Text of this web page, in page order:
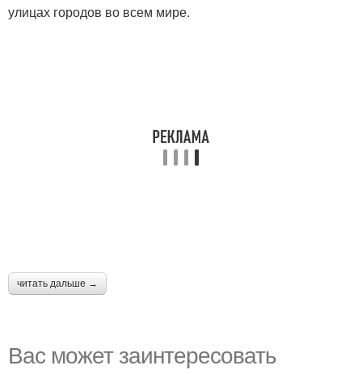
улицах городов во всем мире.
читать дальше →
Вас может заинтересовать